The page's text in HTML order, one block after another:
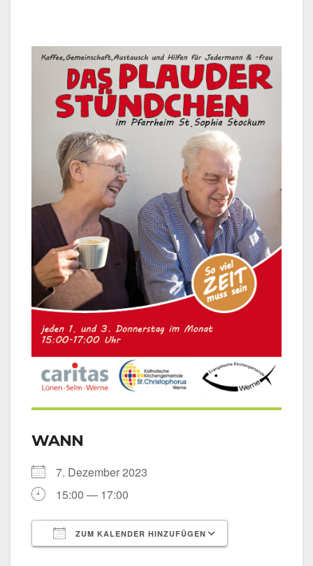
WANN
7. Dezem­ber 2023
15:00 — 17:00
ZUM KALENDER HINZUFÜGEN